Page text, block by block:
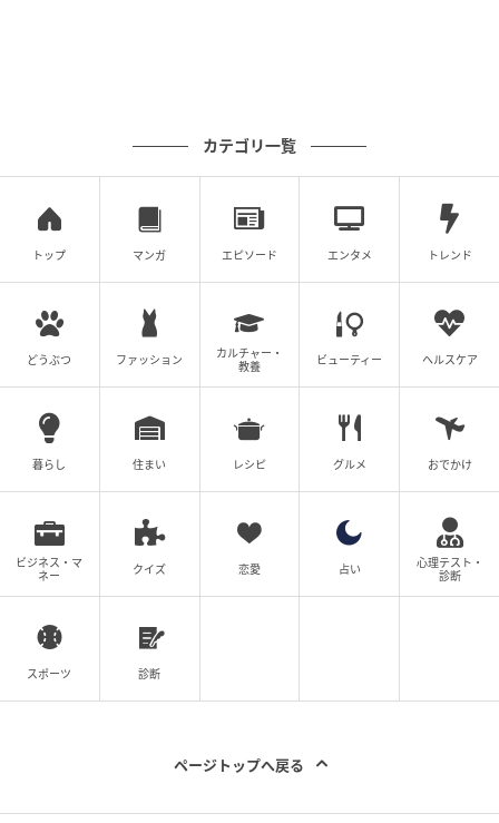
カテゴリ一覧
トップ マンガ エピソード エンタメ トレンド
どうぶつ ファッション
カルチャー・
教養
ビューティー ヘルスケア
暮らし 住まい レシピ グルメ おでかけ
ビジネス・マ
ネー
クイズ 恋愛 占い
心理テスト・
診断
スポーツ 診断
ページトップへ戻る